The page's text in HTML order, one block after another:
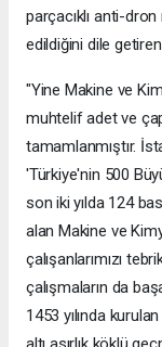
parçacıklı anti-dron
edildiğini dile
"Yine Makine ve
muhtelif adet ve
tamamlanmıştır.
'Türkiye'nin 500
son iki yılda 124
alan Makine ve
çalışanlarımızı
çalışmaların da
1453 yılında